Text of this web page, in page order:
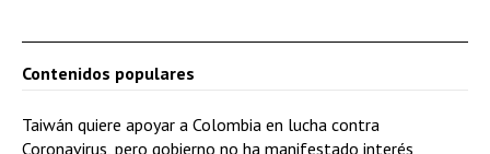
Contenidos populares
Taiwán quiere apoyar a Colombia en lucha contra
Coronavirus, pero gobierno no ha manifestado interés